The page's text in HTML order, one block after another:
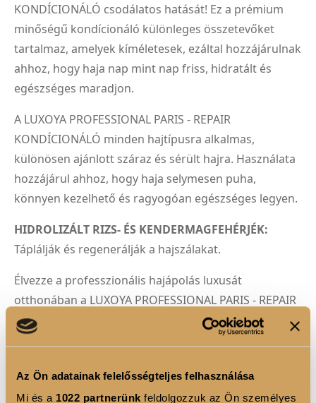
Az Ön adatainak felelősségteljes felhasználása
Mi és a 1022 partnerünk feldolgozzuk az Ön személyes
KONDÍCIONÁLÓ csodálatos hatását! Ez a prémium
minőségű kondícionáló különleges összetevőket
tartalmaz, amelyek kíméletesek, ezáltal hozzájárulnak
ahhoz, hogy haja nap mint nap friss, hidratált és
egészséges maradjon.
A LUXOYA PROFESSIONAL PARIS - REPAIR
KONDÍCIONÁLÓ minden hajtípusra alkalmas,
különösen ajánlott száraz és sérült hajra. Használata
hozzájárul ahhoz, hogy haja selymesen puha,
könnyen kezelhető és ragyogóan egészséges legyen.
HIDROLIZÁLT RIZS- ÉS KENDERMAGFEHÉRJÉK:
Táplálják és regenerálják a hajszálakat.
Élvezze a professzionális hajápolás luxusát
otthonában a LUXOYA PROFESSIONAL PARIS - REPAIR
KONDÍCIONÁLÓ-val!
Használati utasítás:
1. Vigye fel a kondícionálót a megmosott és
törölközővel megszárított hajra!